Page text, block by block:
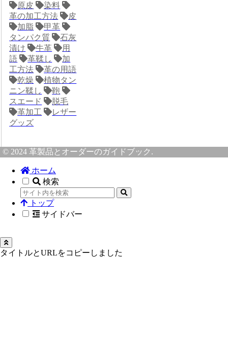
原皮
染料
革の加工方法
皮
加脂
甲革
タンパク質
石灰
漬け
牛革
用
語
革鞣し
加
工方法
革の用語
乾燥
植物タン
ニン鞣し
鞄
スエード
脱毛
革加工
レザー
グッズ
© 2024 革製品とオーダーのガイドブック.
ホーム
検索
トップ
サイドバー
タイトルとURLをコピーしました